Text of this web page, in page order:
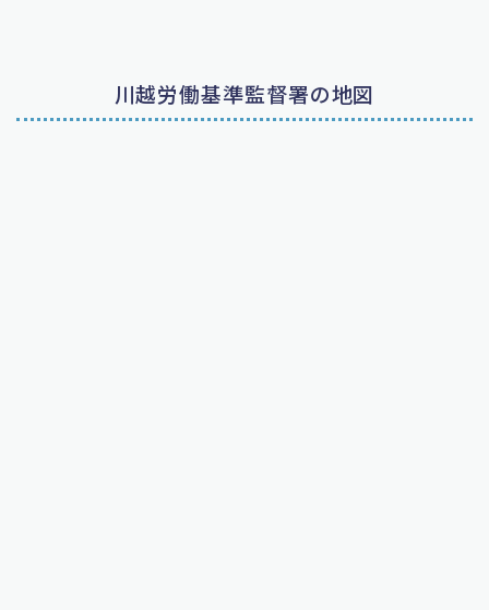
川越労働基準監督署の地図